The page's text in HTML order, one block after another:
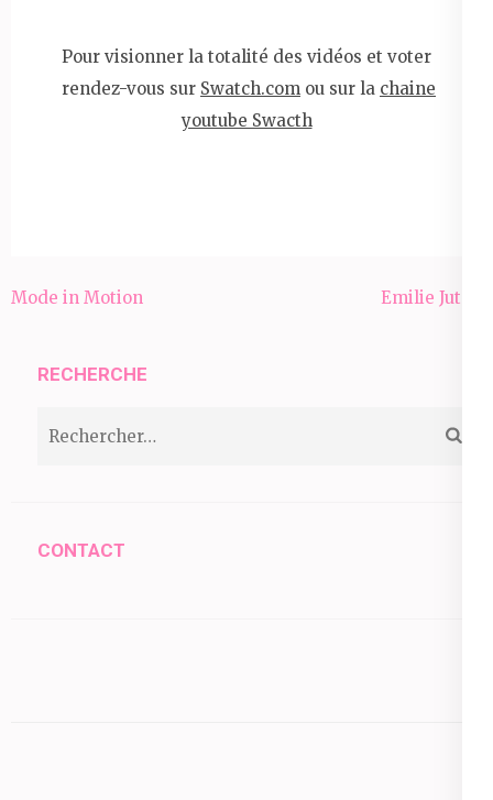
Pour visionner la totalité des vidéos et voter
rendez-vous sur Swatch.com ou sur la chaine
youtube Swacth
Navigation
l’article
Mode in Motion Emilie Juton
RECHERCHE
CONTACT